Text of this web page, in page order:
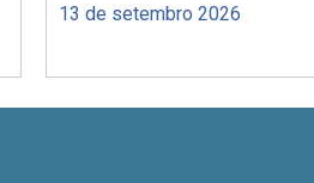
13 de setembro 2026